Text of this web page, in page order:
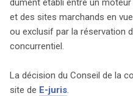
dûment établi entre un
et des sites marchands en
ou exclusif par la réservation
concurrentiel.
La décision du Conseil de la
site de E-juris.